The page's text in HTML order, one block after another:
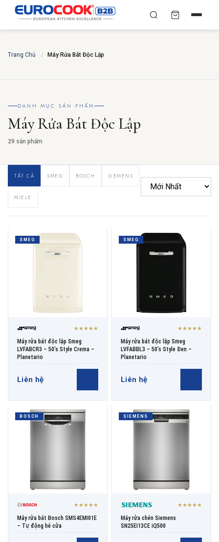
NHẤT
SỐ ĐIỆN THOẠI
EMAIL
THƯƠNG HIỆU
→ GỬI YÊU CẦU BÁO GIÁ
Trang Chủ / Máy Rửa Bát Độc Lập
DANH MỤC SẢN PHẨM
Máy Rửa Bát Độc Lập
29 sản phẩm
TẤT CẢ SMEG BOSCH SIEMENS
MIELE
SMEG
★★★★★
Máy rửa bát độc lập Smeg
LVFABCR3 – 50’s Style Crema –
Planetario
Liên hệ
SMEG
★★★★★
Máy rửa bát độc lập Smeg
LVFABBL3 – 50’s Style Đen –
Planetario
Liên hệ
BOSCH
★★★★★
Máy rửa bát Bosch SMS4EMI01E
– Tự động hé cửa
SIEMENS
★★★★★
Máy rửa chén Siemens
SN25EI13CE iQ500